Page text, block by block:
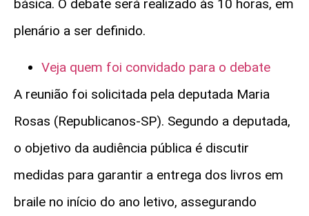
básica. O debate será realizado às 10 horas, em
plenário a ser definido.
Veja quem foi convidado para o debate
A reunião foi solicitada pela deputada Maria
Rosas (Republicanos-SP). Segundo a deputada,
o objetivo da audiência pública é discutir
medidas para garantir a entrega dos livros em
braile no início do ano letivo, assegurando